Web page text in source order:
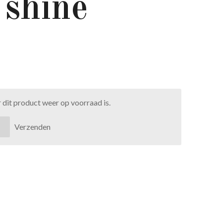
dit product weer op voorraad is.
Verzenden